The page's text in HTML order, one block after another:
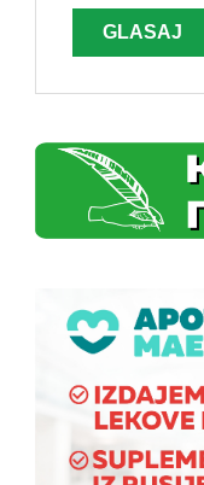
GLASAJ